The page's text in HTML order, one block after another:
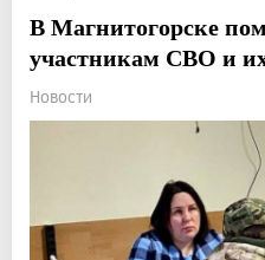
В Магнитогорске
участникам СВО и
Новости